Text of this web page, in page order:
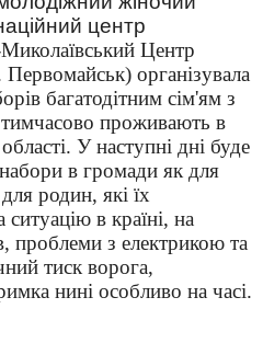
центр
Центр
організувала
багатодітним сім'ям з
тимчасово проживають в
У наступні дні буде
в громади як для
родин, які їх
в країні, на
проблеми з електрикою та
тиск ворога,
нині особливо на часі.